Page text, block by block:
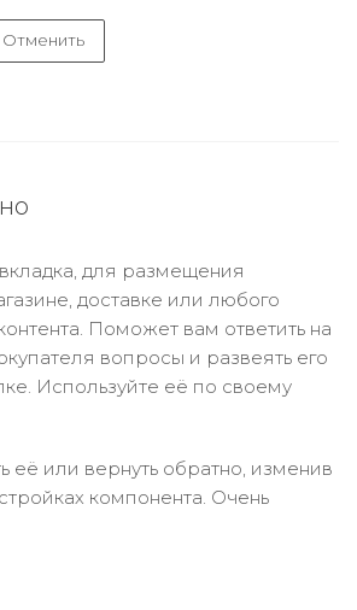
Отменить
для размещения
доставке или любого
Поможет вам ответить на
вопросы и развеять его
Используйте её по своему
её или вернуть обратно, изменив
компонента. Очень